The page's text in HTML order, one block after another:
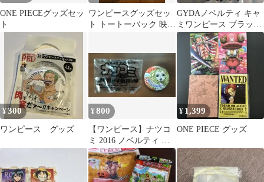
ONE PIECEグッズセッ
ト
ワンピースグッズセッ
ト トートーバック 映画
GYDAノベルティ キャ
ミワンピース ブラック
プリーツ
¥300
ワンピース グッズ
¥800
【ワンピース】ナツコ
ミ 2016 ノベルティ 缶
バッジ オトヒメ王妃
¥ 1,399
ONE PIECE グッズ